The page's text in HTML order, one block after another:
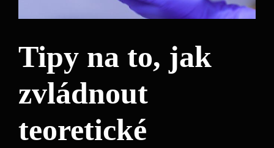
Tipy na to, jak
zvládnout
teoretické